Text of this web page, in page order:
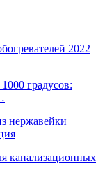
2022
градусов:
нержавейки
канализационных